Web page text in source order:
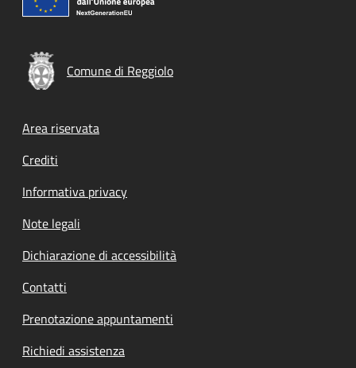
Comune di Reggiolo
Footer menu
Area riservata
Crediti
Informativa privacy
Note legali
Dichiarazione di accessibilità
Contatti
Prenotazione appuntamenti
Richiedi assistenza